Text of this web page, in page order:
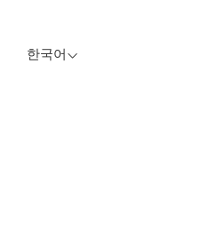
한국어